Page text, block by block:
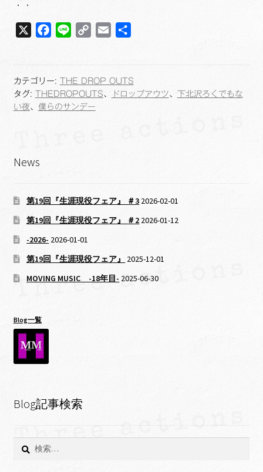
・・
X
b
o
e
y
L
i
i
カテゴリー: THE DROP OUTS
タグ: THEDROPOUTS、 ドロップアウツ、 下北沢ろくでもな
い夜、 僕らのサンデー
News
第19回『生涯現役フェア』 ＃3 2026-02-01
第19回『生涯現役フェア』 ＃2 2026-01-12
-2026- 2026-01-01
第19回『生涯現役フェア』
2025-12-01
MOVING MUSIC -18年目- 2025-06-30
Blog一覧
Blog記事検索